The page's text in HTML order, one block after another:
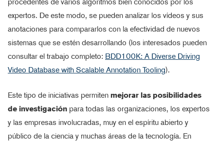
expertos. De este modo, se pueden analizar los vídeos y sus
anotaciones para compararlos con la efectividad de nuevos
sistemas que se estén desarrollando (los interesados pueden
consultar el trabajo completo: BDD100K: A Diverse Driving
Video Database with Scalable Annotation Tooling).
Este tipo de iniciativas permiten mejorar las posibilidades
de investigación para todas las organizaciones, los expertos
y las empresas involucradas, muy en el espíritu abierto y
público de la ciencia y muchas áreas de la tecnología. En